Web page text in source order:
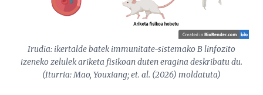
Irudia: ikertalde batek immunitate-sistemako B linfozito
izeneko zelulek ariketa fisikoan duten eragina deskribatu du.
(Iturria: Mao, Youxiang;et. al. (2026) moldatuta)